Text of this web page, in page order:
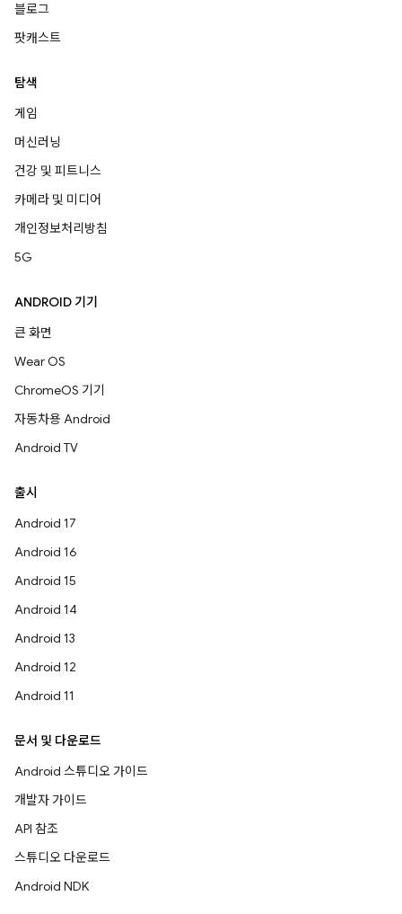
블로그
팟캐스트
탐색
게임
머신러닝
건강 및 피트니스
카메라 및 미디어
개인정보처리방침
5G
ANDROID 기기
큰 화면
Wear OS
ChromeOS 기기
자동차용 Android
Android TV
출시
Android 17
Android 16
Android 15
Android 14
Android 13
Android 12
Android 11
문서 및 다운로드
Android 스튜디오 가이드
개발자 가이드
API 참조
스튜디오 다운로드
Android NDK